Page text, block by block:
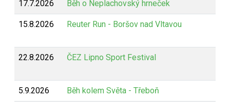
17.7.2026 Běh o Neplachovský hrneček
15.8.2026 Reuter Run - Boršov nad Vltavou
22.8.2026 ČEZ Lipno Sport Festival
5.9.2026 Běh kolem Světa - Třeboň